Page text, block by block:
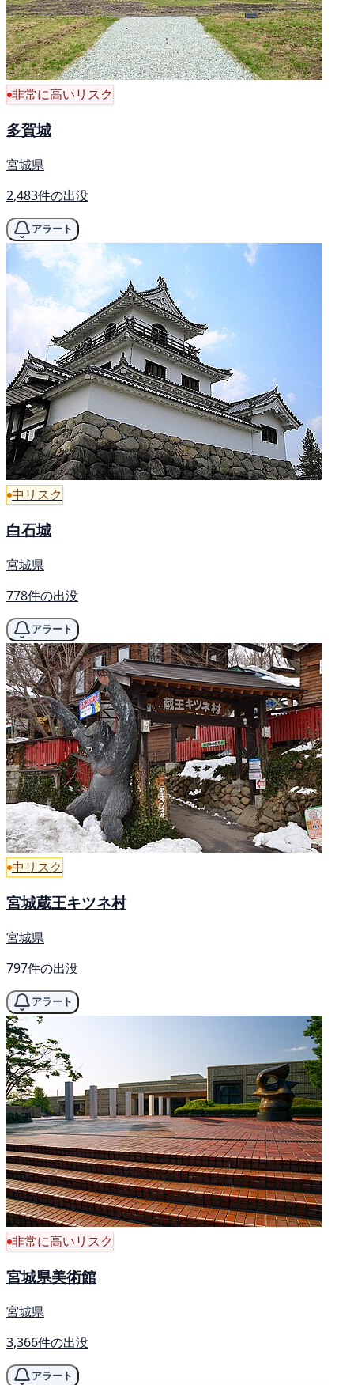
非常に高いリスク
多賀城
宮城県
2,483件の出没
アラート
中リスク
白石城
宮城県
778件の出没
アラート
中リスク
宮城蔵王キツネ村
宮城県
797件の出没
アラート
非常に高いリスク
宮城県美術館
宮城県
3,366件の出没
アラート